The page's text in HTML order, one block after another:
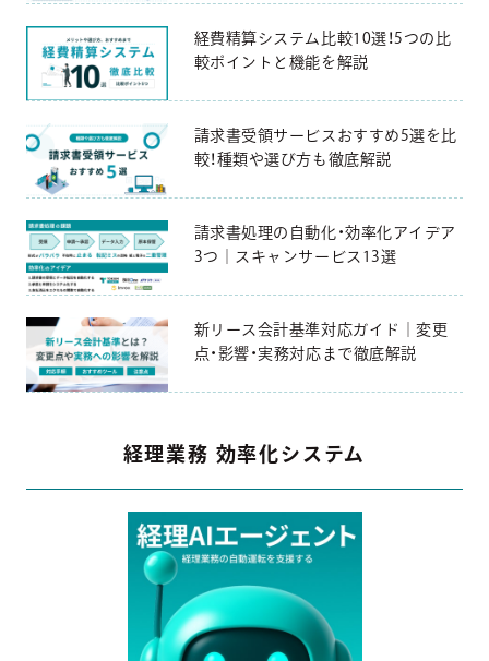
経費精算システム比較10選！5つの比
較ポイントと機能を解説
請求書受領サービスおすすめ5選を比
較！種類や選び方も徹底解説
請求書処理の自動化・効率化アイデア
3つ｜スキャンサービス13選
新リース会計基準対応ガイド｜変更
点・影響・実務対応まで徹底解説
経理業務 効率化システム